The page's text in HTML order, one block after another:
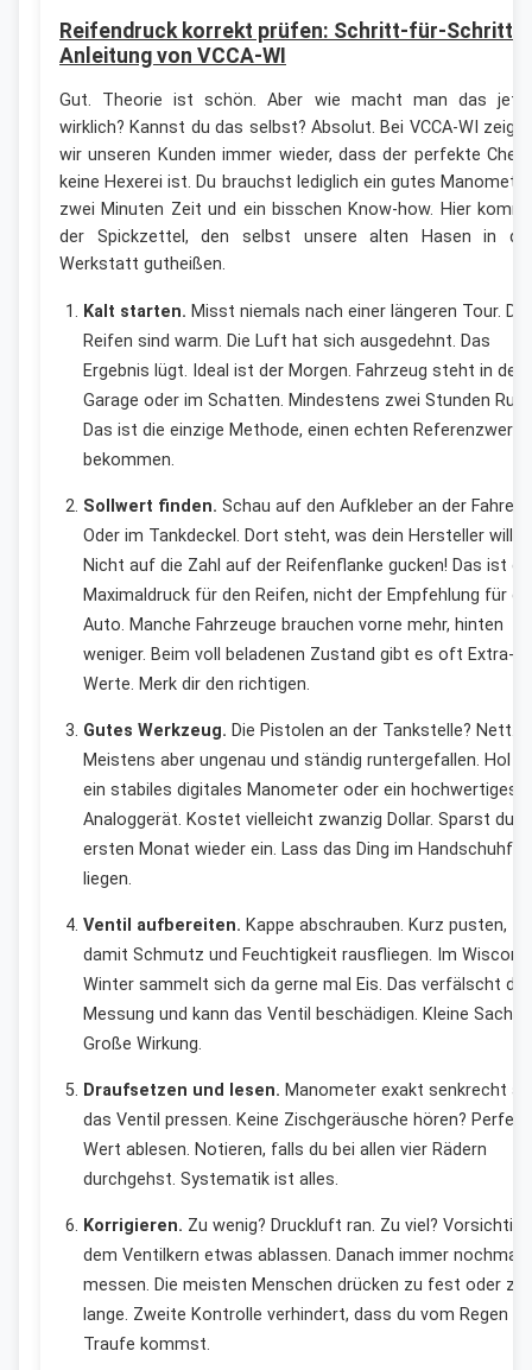
Reifendruck korrekt prüfen: Schritt-für-Schritt-
Anleitung von VCCA-WI
Gut. Theorie ist schön. Aber wie macht man das
wirklich? Kannst du das selbst? Absolut. Bei VCCA-WI
wir unseren Kunden immer wieder, dass der perfekte
keine Hexerei ist. Du brauchst lediglich ein gutes
zwei Minuten Zeit und ein bisschen Know-how. Hier
der Spickzettel, den selbst unsere alten Hasen in
Werkstatt gutheißen.
Kalt starten. Misst niemals nach einer längeren Tour. Die
Reifen sind warm. Die Luft hat sich ausgedehnt. Das
Ergebnis lügt. Ideal ist der Morgen. Fahrzeug steht in der
Garage oder im Schatten. Mindestens zwei Stunden
Das ist die einzige Methode, einen echten Referenzwert
bekommen.
Sollwert finden. Schau auf den Aufkleber an der
Oder im Tankdeckel. Dort steht, was dein Hersteller will.
Nicht auf die Zahl auf der Reifenflanke gucken! Das ist
Maximaldruck für den Reifen, nicht der Empfehlung für
Auto. Manche Fahrzeuge brauchen vorne mehr, hinten
weniger. Beim voll beladenen Zustand gibt es oft Extra-
Werte. Merk dir den richtigen.
Gutes Werkzeug. Die Pistolen an der Tankstelle? Nett.
Meistens aber ungenau und ständig runtergefallen. Hol
ein stabiles digitales Manometer oder ein hochwertiges
Analoggerät. Kostet vielleicht zwanzig Dollar. Sparst du
ersten Monat wieder ein. Lass das Ding im
liegen.
Ventil aufbereiten. Kappe abschrauben. Kurz pusten,
damit Schmutz und Feuchtigkeit rausfliegen. Im
Winter sammelt sich da gerne mal Eis. Das verfälscht die
Messung und kann das Ventil beschädigen. Kleine Sache.
Große Wirkung.
Draufsetzen und lesen. Manometer exakt senkrecht
das Ventil pressen. Keine Zischgeräusche hören? Perfekt.
Wert ablesen. Notieren, falls du bei allen vier Rädern
durchgehst. Systematik ist alles.
Korrigieren. Zu wenig? Druckluft ran. Zu viel? Vorsichtig
dem Ventilkern etwas ablassen. Danach immer nochmal
messen. Die meisten Menschen drücken zu fest oder zu
lange. Zweite Kontrolle verhindert, dass du vom Regen in
Traufe kommst.